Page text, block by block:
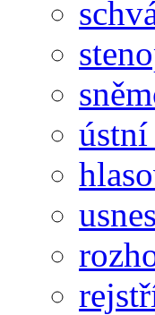
ústní